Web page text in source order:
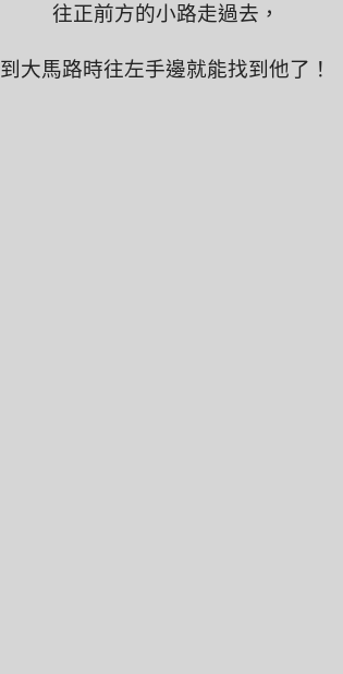
往正前方的小路走過去，
到大馬路時往左手邊就能找到他了！